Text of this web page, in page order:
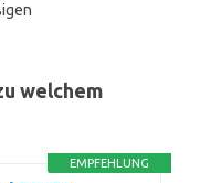
welchem
EMPFEHLUNG